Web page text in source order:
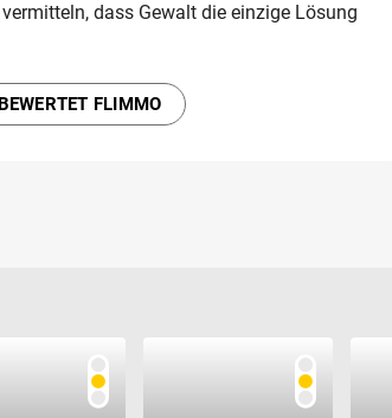
dass Gewalt die einzige Lösung
FLIMMO